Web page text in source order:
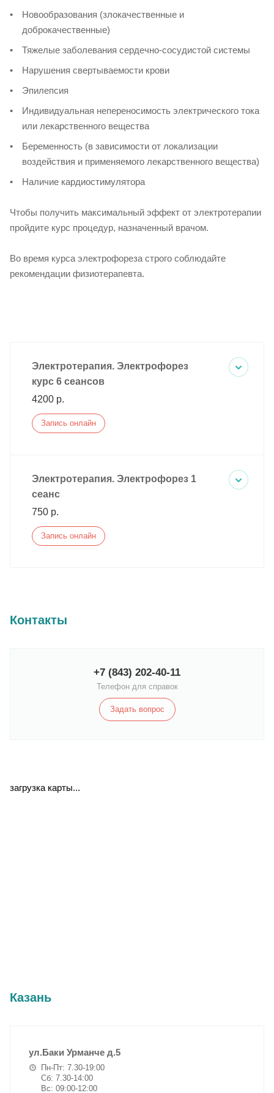
Новообразования (злокачественные и
доброкачественные)
Тяжелые заболевания сердечно-сосудистой системы
Нарушения свертываемости крови
Эпилепсия
Индивидуальная непереносимость электрического тока
или лекарственного вещества
Беременность (в зависимости от локализации
воздействия и применяемого лекарственного вещества)
Наличие кардиостимулятора
Чтобы получить максимальный эффект от электротерапии
пройдите курс процедур, назначенный врачом.
Во время курса электрофореза строго соблюдайте
рекомендации физиотерапевта.
Электротерапия. Электрофорез
курс 6 сеансов
4200 р.
Запись онлайн
Электротерапия. Электрофорез 1
сеанс
750 р.
Запись онлайн
Контакты
+7 (843) 202-40-11
Телефон для справок
Задать вопрос
загрузка карты...
Казань
ул.Баки Урманче д.5
Пн-Пт: 7.30-19:00
Сб: 7.30-14:00
Вс: 09:00-12:00